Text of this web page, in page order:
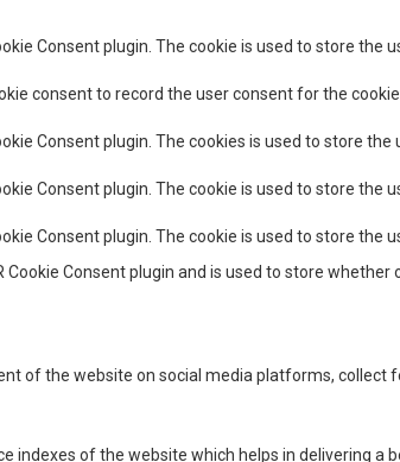
Consent plugin. The cookie is used to store
consent to record the user consent for the
Consent plugin. The cookies is used to store
Consent plugin. The cookie is used to store the
Consent plugin. The cookie is used to store
Cookie Consent plugin and is used to store
of the website on social media platforms, collect
of the website which helps in delivering a